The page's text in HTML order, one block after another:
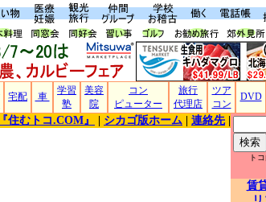
宅配 車
学習
塾
美容
院
コン
ピューター
旅行
代理店
ツア
コン
DVD
『住むトコ.COM』 シカゴ版ホーム 連絡先|
ト
賃